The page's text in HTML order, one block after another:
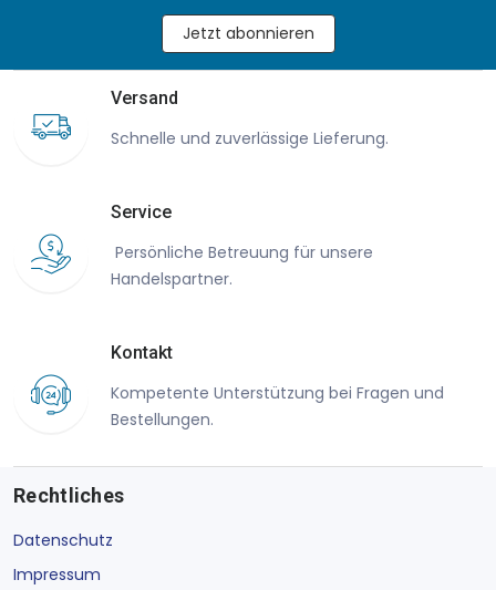
Jetzt abonnieren
Versand
Schnelle und zuverlässige Lieferung.
Service
Persönliche Betreuung für unsere
Handelspartner.
Kontakt
Kompetente Unterstützung bei Fragen und
Bestellungen.
Rechtliches
Datenschutz
Impressum